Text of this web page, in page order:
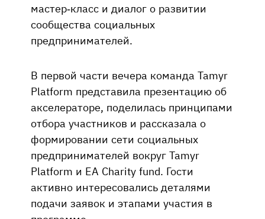
мастер-класс и диалог о развитии
сообщества социальных
предпринимателей.
В первой части вечера команда Tamyr
Platform представила презентацию об
акселераторе, поделилась принципами
отбора участников и рассказала о
формировании сети социальных
предпринимателей вокруг Tamyr
Platform и EA Charity fund. Гости
активно интересовались деталями
подачи заявок и этапами участия в